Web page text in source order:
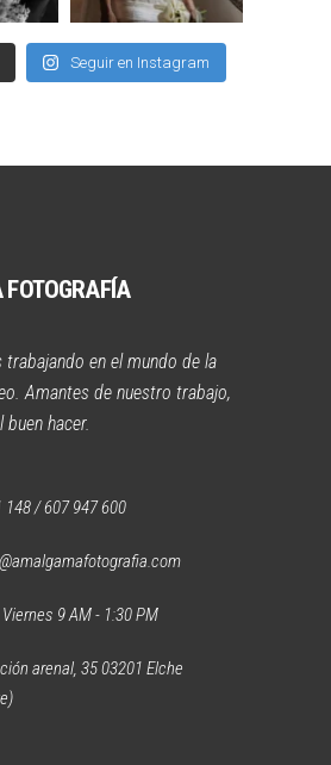
Seguir en Instagram
en el mundo de la
Amantes de nuestro trabajo,
hacer.
148 / 607 947 600
9 AM - 1:30 PM
arenal, 35 03201 Elche